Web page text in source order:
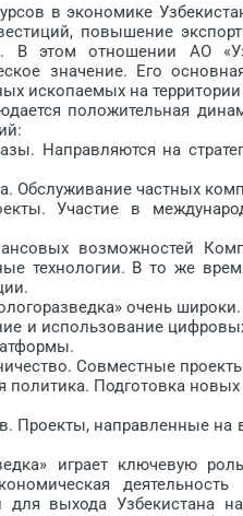
в экономике
повышение
В этом отношении АО
значение. Его
ископаемых на
положительная
Направляются на
Обслуживание частных
в
возможностей
технологии. В то же
очень
и использование
Совместные
Подготовка
направленные на
играет ключевую
для выхода Узбекистана